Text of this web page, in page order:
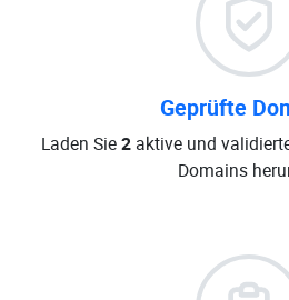
Geprüfte
Laden Sie2 aktive und
Domains